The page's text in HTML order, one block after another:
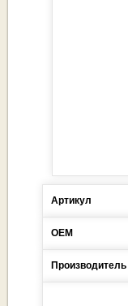
Артикул
ОЕМ
Производитель